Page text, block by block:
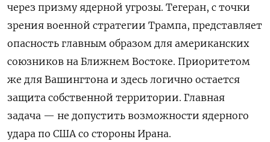
через призму ядерной угрозы. Тегеран, с точки
зрения военной стратегии Трампа, представляет
опасность главным образом для американских
союзников на Ближнем Востоке. Приоритетом
же для Вашингтона и здесь логично остается
защита собственной территории. Главная
задача — не допустить возможности ядерного
удара по США со стороны Ирана.